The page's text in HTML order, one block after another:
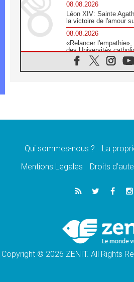
08.08.2026
Léon XIV: Sainte
la victoire de l'amour
08.08.2026
«Relancer
des Universités
08.08.2026
Signis 2026, donner la
07.08.2026
07.08.2026
de l'Assomption et
«La paix commence
le cardinal Parolin
En Colombie, «la paix
une signature»
Qui sommes-nous ? La
Mentions Legales
Droits
Copyright © 2026 ZENIT. All Rights